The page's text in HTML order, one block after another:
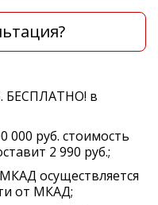
БЕСПЛАТНО! в
000 руб. стоимость
2 990 руб.;
осуществляется
от МКАД;